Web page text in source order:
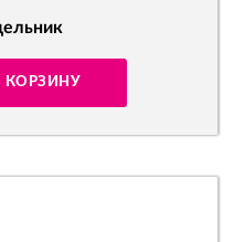
КОРЗИНУ